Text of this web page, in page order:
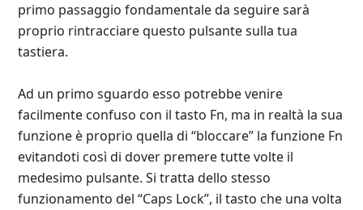
primo passaggio fondamentale da seguire sarà
proprio rintracciare questo pulsante sulla tua
tastiera.
Ad un primo sguardo esso potrebbe venire
facilmente confuso con il tasto Fn, ma in realtà la sua
funzione è proprio quella di “bloccare” la funzione Fn
evitandoti così di dover premere tutte volte il
medesimo pulsante. Si tratta dello stesso
funzionamento del “Caps Lock”, il tasto che una volta